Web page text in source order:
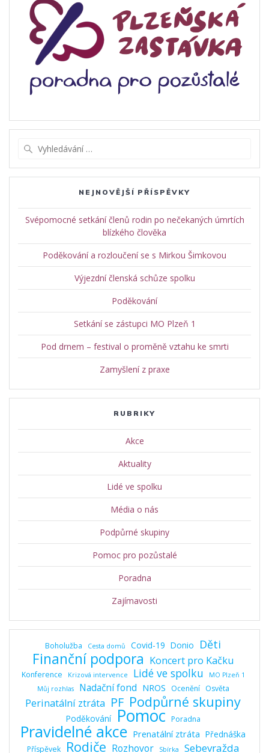
NEJNOVĚJŠÍ PŘÍSPĚVKY
Svépomocné setkání členů rodin po nečekaných úmrtích
blízkého člověka
Poděkování a rozloučení se s Mirkou Šimkovou
Výjezdní členská schůze spolku
Poděkování
Setkání se zástupci MO Plzeň 1
Pod drnem – festival o proměně vztahu ke smrti
Zamyšlení z praxe
RUBRIKY
Akce
Aktuality
Lidé ve spolku
Média o nás
Podpůrné skupiny
Pomoc pro pozůstalé
Poradna
Zajímavosti
Boholužba Cesta domů Covid-19 Donio Děti
Finanční podpora Koncert pro Kačku
Konference Krizová intervence Lidé ve spolku
MO Plzeň 1
Můj rozhlas
Nadační fond NROS Ocenění Osvěta
Perinatální ztráta PF Podpůrné skupiny
Poděkování Pomoc Poradna
Pravidelné akce Prenatální ztráta Přednáška
Příspěvek Rodiče Rozhovor Sbírka Sebevražda